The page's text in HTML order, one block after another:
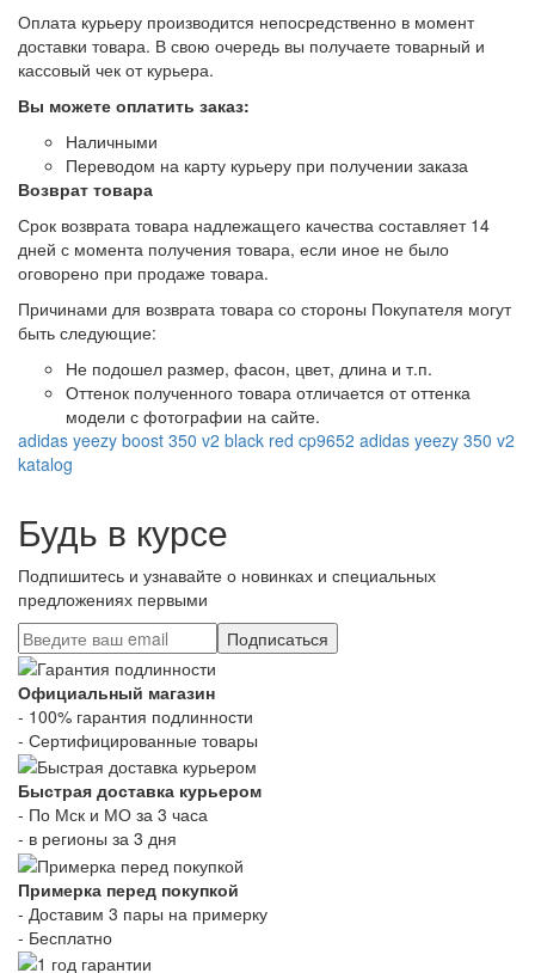
Оплата курьеру производится непосредственно в момент
доставки товара. В свою очередь вы получаете товарный и
кассовый чек от курьера.
Вы можете оплатить заказ:
Наличными
Переводом на карту курьеру при получении заказа
Возврат товара
Срок возврата товара надлежащего качества составляет 14
дней с момента получения товара, если иное не было
оговорено при продаже товара.
Причинами для возврата товара со стороны Покупателя могут
быть следующие:
Не подошел размер, фасон, цвет, длина и т.п.
Оттенок полученного товара отличается от оттенка
модели с фотографии на сайте.
adidas yeezy boost 350 v2 black red cp9652 adidas yeezy 350 v2
katalog
Будь в курсе
Подпишитесь и узнавайте о новинках и специальных
предложениях первыми
Подписаться
Официальный магазин
- 100% гарантия подлинности
- Сертифицированные товары
Быстрая доставка курьером
- По Мск и МО за 3 часа
- в регионы за 3 дня
Примерка перед покупкой
- Доставим 3 пары на примерку
- Бесплатно